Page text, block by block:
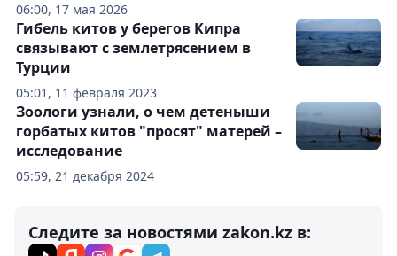
06:00, 17 мая 2026
05:01, 11 февраля 2023
Гибель китов у берегов Кипра
связывают с землетрясением в
Турции
05:59, 21 декабря 2024
Зоологи узнали, о чем детеныши
горбатых китов "просят" матерей –
исследование
Следите за новостями zakon.kz в: